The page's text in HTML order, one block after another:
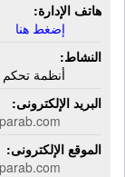
هاتف الإدارة:
إضغط هنا
النشاط:
أنظمة
البريد الإلكترونى:
الموقع الإلكترونى: